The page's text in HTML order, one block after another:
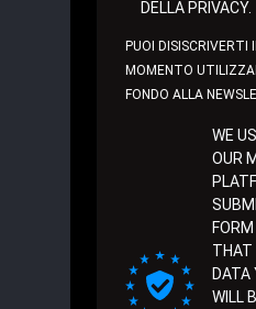
DELLA PRIVACY.
PUOI DISISCRIVERTI
MOMENTO
FONDO ALLA
WE
OUR
THAT
DATA
WILL